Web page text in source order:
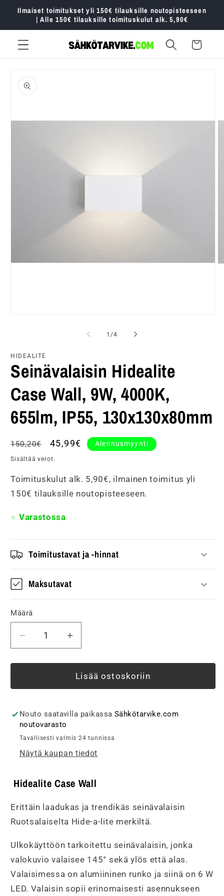
siirry
sisältöön
Ilmaiset toimitukset yli 150€ tilauksille noutopisteeseen
| Alle 150€ tilauksille toimituskulut alk. 5,90€
Ostoskori
tuotetietoihin
1 //4
HIDEALITE
Seinävalaisin Hidealite
Case Wall, 9W, 4000K,
655lm, IP55, 130x130x80mm
Normaalihinta
150,20€ Alennushinta
45,99€ Alennusmyynti
Sisältää verot.
Toimituskulut alk. 5,90€, ilmainen toimitus yli
150€ tilauksille noutopisteeseen.
Varastossa
Toimitustavat ja -hinnat
Maksutavat
Määrä
Vähennä
tuotteen
Seinävalaisin
Case
9W,
4000K,
655lm,
IP55,
130x130x80mm
Lisää
tuotteen
Seinävalaisin
Hidealite
Case
9W,
655lm,
IP55,
130x130x80mm
Lisää ostoskoriin
Nouto saatavilla paikassa Sähkötarvike.com
noutovarasto
Tavallisesti valmis 24 tunnissa
Näytä kaupan tiedot
Hidealite Case Wall
Erittäin laadukas ja trendikäs seinävalaisin
Ruotsalaiselta Hide-a-lite merkiltä.
Ulkokäyttöön tarkoitettu seinävalaisin, jonka
valokuvio valaisee 145° sekä ylös että alas.
Valaisimessa on alumiininen runko ja siinä on 6 W
LED. Valaisin sopii erinomaisesti asennukseen